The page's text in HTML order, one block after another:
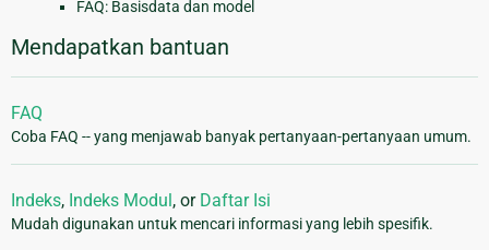
FAQ: Basisdata dan model
Mendapatkan bantuan
FAQ
Coba FAQ -- yang menjawab banyak pertanyaan-pertanyaan umum.
Indeks, Indeks Modul , or Daftar Isi
Mudah digunakan untuk mencari informasi yang lebih spesifik.